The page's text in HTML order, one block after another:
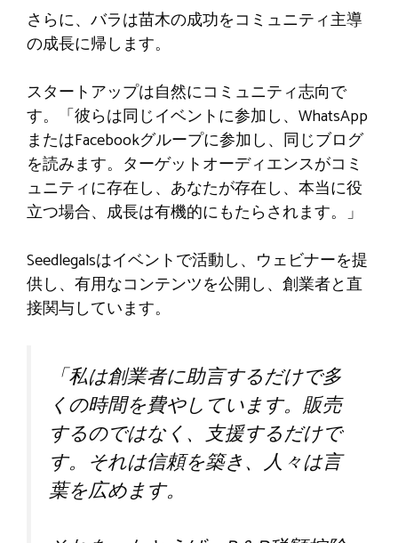
さらに、バラは苗木の成功をコミュニティ主導
の成長に帰します。
スタートアップは自然にコミュニティ志向で
す。「彼らは同じイベントに参加し、WhatsApp
またはFacebookグループに参加し、同じブログ
を読みます。ターゲットオーディエンスがコミ
ュニティに存在し、あなたが存在し、本当に役
立つ場合、成長は有機的にもたらされます。」
Seedlegalsはイベントで活動し、ウェビナーを提
供し、有用なコンテンツを公開し、創業者と直
接関与しています。
「私は創業者に助言するだけで多
くの時間を費やしています。販売
するのではなく、支援するだけで
す。それは信頼を築き、人々は言
葉を広めます。